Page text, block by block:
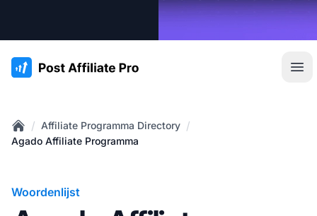
:site.title
Home
/ Affiliate Programma Directory /
Agado Affiliate Programma
Woordenlijst